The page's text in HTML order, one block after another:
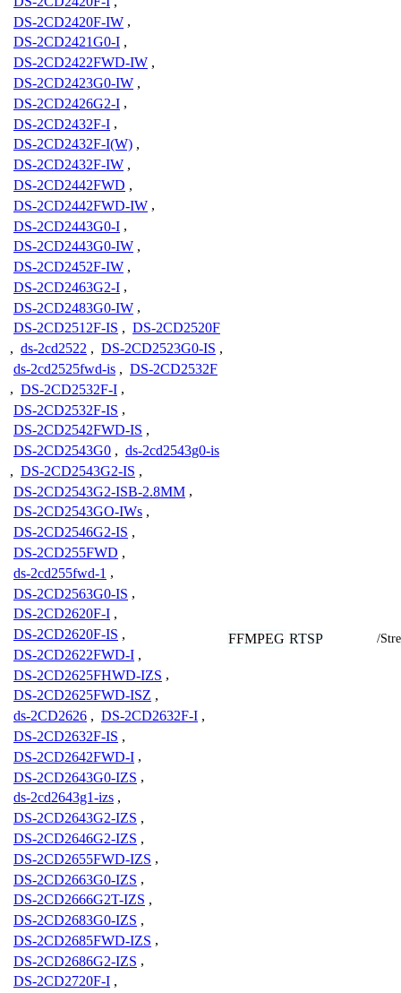
DS-2CD2420F-IW ,
DS-2CD2421G0-I ,
DS-2CD2422FWD-IW ,
DS-2CD2423G0-IW ,
DS-2CD2426G2-I ,
DS-2CD2432F-I ,
DS-2CD2432F-I(W) ,
DS-2CD2432F-IW ,
DS-2CD2442FWD ,
DS-2CD2442FWD-IW ,
DS-2CD2443G0-I ,
DS-2CD2443G0-IW ,
DS-2CD2452F-IW ,
DS-2CD2463G2-I ,
DS-2CD2483G0-IW ,
DS-2CD2512F-IS , DS-2CD2520F
, ds-2cd2522 , DS-2CD2523G0-IS ,
ds-2cd2525fwd-is , DS-2CD2532F
, DS-2CD2532F-I ,
DS-2CD2532F-IS ,
DS-2CD2542FWD-IS ,
DS-2CD2543G0 , ds-2cd2543g0-is
, DS-2CD2543G2-IS ,
DS-2CD2543G2-ISB-2.8MM ,
DS-2CD2543GO-IWs ,
DS-2CD2546G2-IS ,
DS-2CD255FWD ,
ds-2cd255fwd-1 ,
DS-2CD2563G0-IS ,
DS-2CD2620F-I ,
DS-2CD2620F-IS ,
DS-2CD2622FWD-I ,
DS-2CD2625FHWD-IZS ,
DS-2CD2625FWD-ISZ ,
ds-2CD2626 , DS-2CD2632F-I ,
DS-2CD2632F-IS ,
DS-2CD2642FWD-I ,
DS-2CD2643G0-IZS ,
ds-2cd2643g1-izs ,
DS-2CD2643G2-IZS ,
DS-2CD2646G2-IZS ,
DS-2CD2655FWD-IZS ,
DS-2CD2663G0-IZS ,
DS-2CD2666G2T-IZS ,
DS-2CD2683G0-IZS ,
DS-2CD2685FWD-IZS ,
DS-2CD2686G2-IZS ,
DS-2CD2720F-I ,
FFMPEG RTSP /